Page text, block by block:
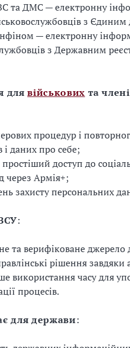
та ДМС — електронну
з
— електронну
з Державним
длявійськових та
процедур і
і даних про себе;
доступ до
через Армія+;
захисту персональних
:
та верифіковане джерело
рішення
використання часу для
процесів.
для держави: